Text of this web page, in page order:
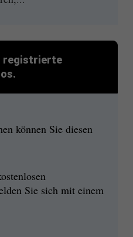
registrierte
können Sie diesen
Sie sich mit einem